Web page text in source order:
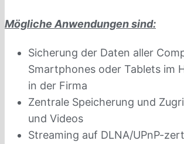
Mögliche Anwendungen sind:
Sicherung der Daten aller
Smartphones oder Tablets im
in der Firma
Zentrale Speicherung und
und Videos
Streaming auf DLNA/UPnP-